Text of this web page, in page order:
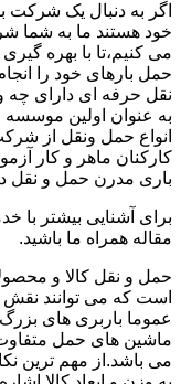
اگر به دنبال یک
خود هستند ما به شما
می کنیم،تا با بهره
حمل بارهای خود را
نقل حرفه ای دارای چه
به عنوان اولین موسسه
انواع حمل ونقل از
کارکنان ماهر و کار
باری مدرن حمل و نقل
برای آشنایی بیشتر با
مقاله همراه ما باشید.
حمل و نقل کالا و
است که می توانند نقش
عموما باربری های
ماشین های حمل
می باشد.از مهم ترین